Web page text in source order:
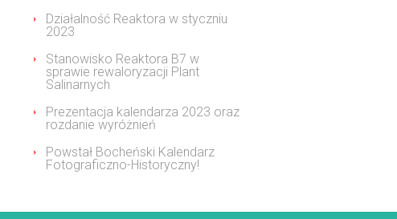
Działalność Reaktora w styczniu
2023
Stanowisko Reaktora B7 w
sprawie rewaloryzacji Plant
Salinarnych
Prezentacja kalendarza 2023 oraz
rozdanie wyróżnień
Powstał Bocheński Kalendarz
Fotograficzno-Historyczny!